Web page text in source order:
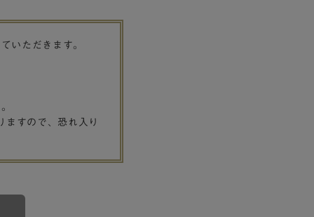
いただきます。
すので、恐れ入り